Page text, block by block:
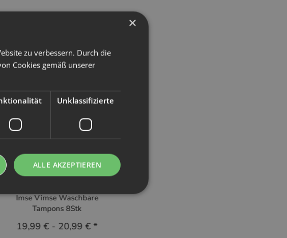
Imse Vimse
Imse Vimse Waschbare
Tampons 8Stk
19,99 € - 20,99 € *
×
zu verbessern. Durch die
Cookies gemäß unserer
Unklassifizierte
ALLE AKZEPTIEREN